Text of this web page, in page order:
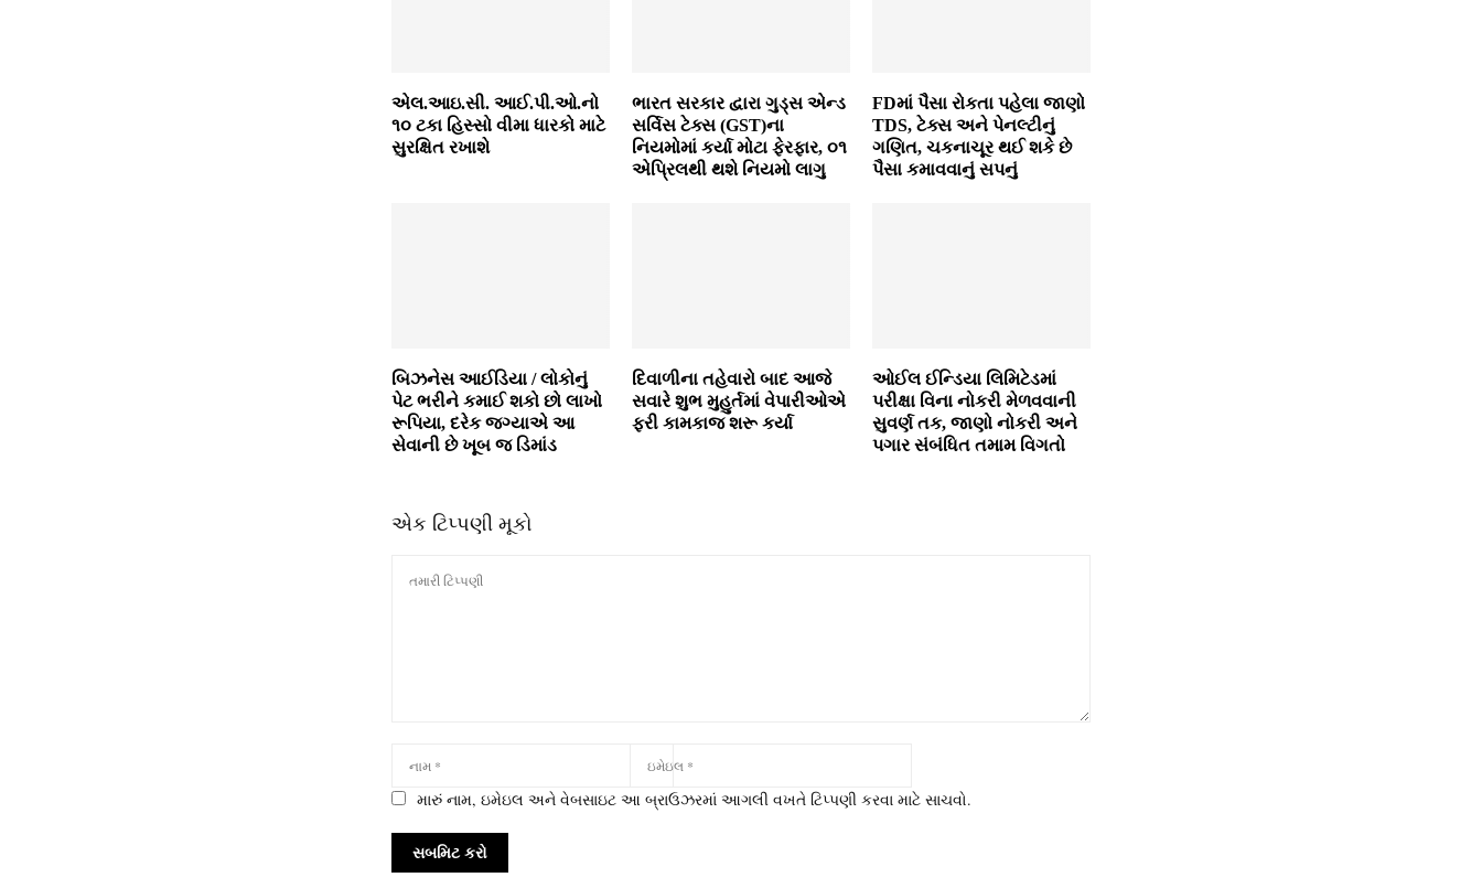
એલ.આઇ.સી. આઈ.પી.ઓ.નો
૧૦ ટકા હિસ્સો વીમા ધારકો માટે
સુરક્ષિત રખાશે
ભારત સરકાર દ્વારા ગુડ્સ એન્ડ
સર્વિસ ટેક્સ (GST)ના
નિયમોમાં કર્યા મોટા ફેરફાર, ૦૧
એપ્રિલથી થશે નિયમો લાગુ
FDમાં પૈસા રોકતા પહેલા જાણો
TDS, ટેક્સ અને પેનલ્ટીનું
ગણિત, ચકનાચૂર થઈ શકે છે
પૈસા કમાવવાનું સપનું
બિઝનેસ આઈડિયા / લોકોનું
પેટ ભરીને કમાઈ શકો છો લાખો
રૂપિયા, દરેક જગ્યાએ આ
સેવાની છે ખૂબ જ ડિમાંડ
દિવાળીના તહેવારો બાદ આજે
સવારે શુભ મુહુર્તમાં વેપારીઓએ
ફરી કામકાજ શરૂ કર્યા
ઓઈલ ઈન્ડિયા લિમિટેડમાં
પરીક્ષા વિના નોકરી મેળવવાની
સુવર્ણ તક, જાણો નોકરી અને
પગાર સંબંધિત તમામ વિગતો
એક ટિપ્પણી મૂકો
મારું નામ, ઇમેઇલ અને વેબસાઇટ આ બ્રાઉઝરમાં આગલી વખતે ટિપ્પણી કરવા માટે સાચવો.